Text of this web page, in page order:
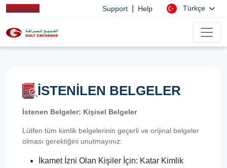
Support Help Türkçe
İSTENİLEN BELGELER
İstenen Belgeler: Kişisel Belgeler
Lütfen tüm kimlik belgelerinin geçerli ve orijinal belgeler
olması gerektiğini unutmayınız:
İkamet İzni Olan Kişiler İçin: Katar Kimlik